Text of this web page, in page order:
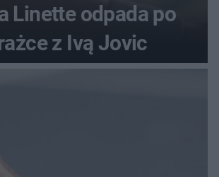
Linette odpada po
z Ivą Jovic